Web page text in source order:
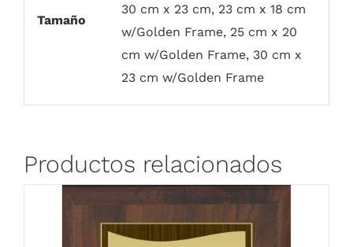
Tamaño
30 cm x 23 cm, 23 cm x 18 cm
w/Golden Frame, 25 cm x 20
cm w/Golden Frame, 30 cm x
23 cm w/Golden Frame
Productos relacionados